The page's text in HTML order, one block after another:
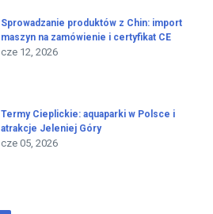
Sprowadzanie produktów z Chin: import
maszyn na zamówienie i certyfikat CE
cze 12, 2026
Termy Cieplickie: aquaparki w Polsce i
atrakcje Jeleniej Góry
cze 05, 2026